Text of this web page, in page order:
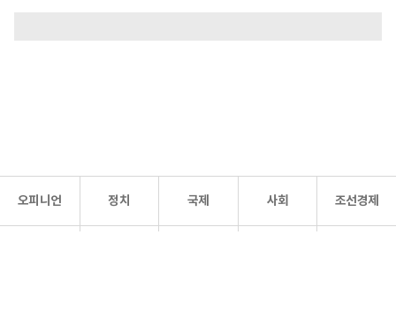
오피니언 정치 국제 사회 조선경제